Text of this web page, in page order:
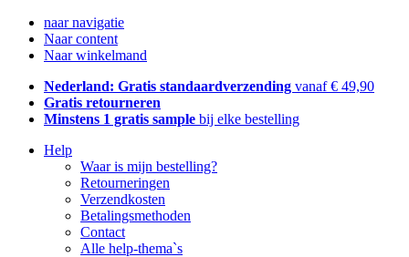
naar navigatie
Naar content
Naar winkelmand
Nederland: Gratis standaardverzending vanaf € 49,90
Gratis retourneren
Minstens 1 gratis sample bij elke bestelling
Help
Waar is mijn bestelling?
Retourneringen
Verzendkosten
Betalingsmethoden
Contact
Alle help-thema`s